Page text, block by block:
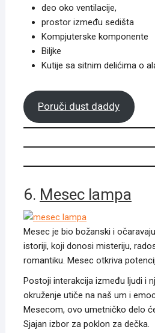
deo oko ventilacije,
prostor između sedišta
Kompjuterske komponente
Biljke
Kutije sa sitnim delićima o
Poruči dust daddy
6. Mesec lampa
Mesec je bio božanski i
istoriji, koji donosi misteriju,
romantiku. Mesec otkriva
Postoji interakcija između ljudi i
okruženje utiče na naš um i
Mesecom, ovo umetničko delo
Sjajan izbor za poklon za dečka.